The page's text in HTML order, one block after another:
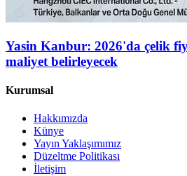
Yasin Kanbur: 2026'da çelik
maliyet belirleyecek
Kurumsal
Hakkımızda
Künye
Yayın Yaklaşımımız
Düzeltme Politikası
İletişim